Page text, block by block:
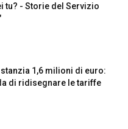
tu? - Storie del Servizio
1,6 milioni di euro:
di ridisegnare le tariffe